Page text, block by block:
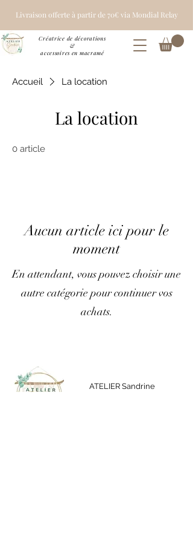
Livraison offerte à partir de 70€ via Mondial Relay
Créatrice de décorations
&
accessoires en macramé
Accueil La location
La location
0 article
Aucun article ici pour le
moment
En attendant, vous pouvez choisir une
autre catégorie pour continuer vos
achats.
ATELIER Sandrine